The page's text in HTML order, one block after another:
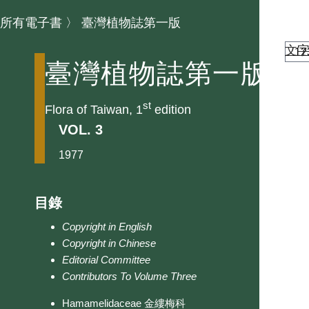
所有電子書 〉 臺灣植物誌第一版
臺灣植物誌第一版
Flora of Taiwan, 1st edition
VOL. 3
1977
目錄
Copyright in English
Copyright in Chinese
Editorial Committee
Contributors To Volume Three
Hamamelidaceae 金縷梅科
文